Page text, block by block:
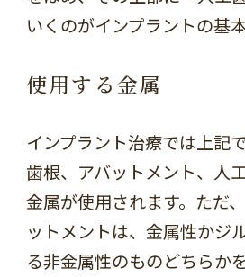
いくのがインプラントの基
使用する金属
インプラント治療では上記
歯根、アバットメント、人
金属が使用されます。ただ
ットメントは、金属性かジ
る非金属性のものどちらか